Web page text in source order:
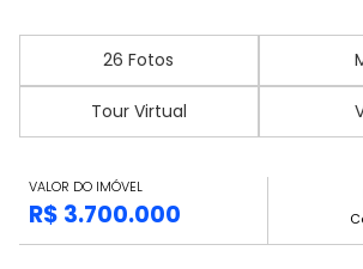
26 Fotos
Tour Virtual
VALOR DO IMÓVEL
R$ 3.700.000